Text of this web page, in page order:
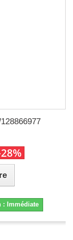
: Immédiate